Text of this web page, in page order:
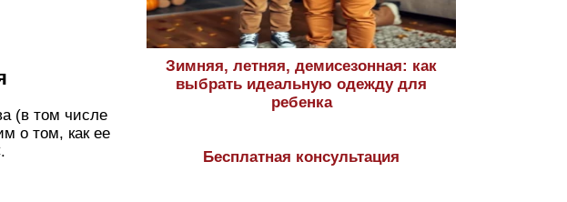
(в том числе
о том, как ее
Зимняя, летняя, демисезонная: как
выбрать идеальную одежду для
ребенка
Бесплатная консультация